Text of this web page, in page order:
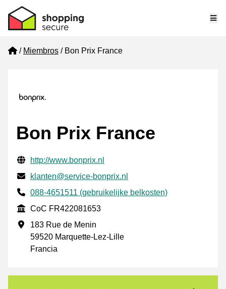
Home
Miembros Bon Prix France
Bon Prix France
Información de contacto verificada
Website URL
http://www.bonprix.nl
Envía un correo electrónico a
klanten@service-bonprix.nl
Phone number
088-4651511 (gebruikelijke belkosten)
CoC
CoC FR422081653
Dirección de la empresa
183 Rue de Menin
59520 Marquette-Lez-Lille
Francia